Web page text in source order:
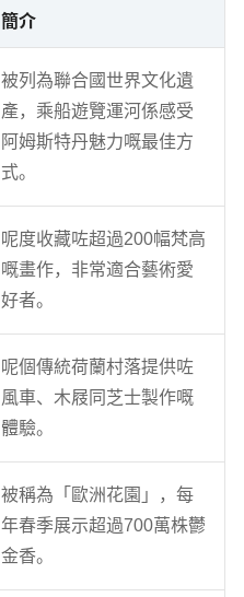
簡介
被列為聯合國世界文化遺
產，乘船遊覽運河係感受
阿姆斯特丹魅力嘅最佳方
式。
呢度收藏咗超過200幅梵高
嘅畫作，非常適合藝術愛
好者。
呢個傳統荷蘭村落提供咗
風車、木屐同芝士製作嘅
體驗。
被稱為「歐洲花園」，每
年春季展示超過700萬株鬱
金香。